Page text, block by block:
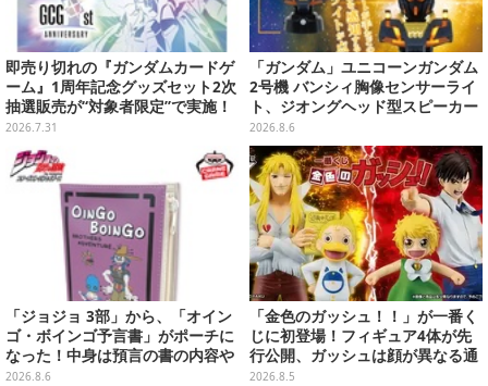
即売り切れの『ガンダムカードゲ
ーム』1周年記念グッズセット2次
抽選販売が“対象者限定”で実施！
プレバン全会員向け3次抽選も
2026.7.31
「ガンダム」ユニコーンガンダム
2号機 バンシィ胸像センサーライ
ト、ジオングヘッド型スピーカー
が順次プライズ展開！
2026.8.6
「ジョジョ 3部」から、「オイン
ゴ・ボインゴ予言書」がポーチに
なった！中身は預言の書の内容や
アニメ総柄デザインをプリント
2026.8.6
「金色のガッシュ！！」が一番く
じに初登場！フィギュア4体が先
行公開、ガッシュは顔が異なる通
常/ザケルver.の2種
2026.8.5